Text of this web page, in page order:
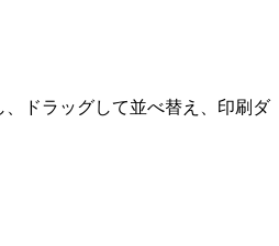
ドラッグして並べ替え、印刷ダ